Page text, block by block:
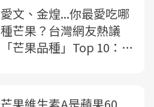
愛文、金煌...你最愛吃哪
種芒果？台灣網友熱議
「芒果品種」Top 10：這